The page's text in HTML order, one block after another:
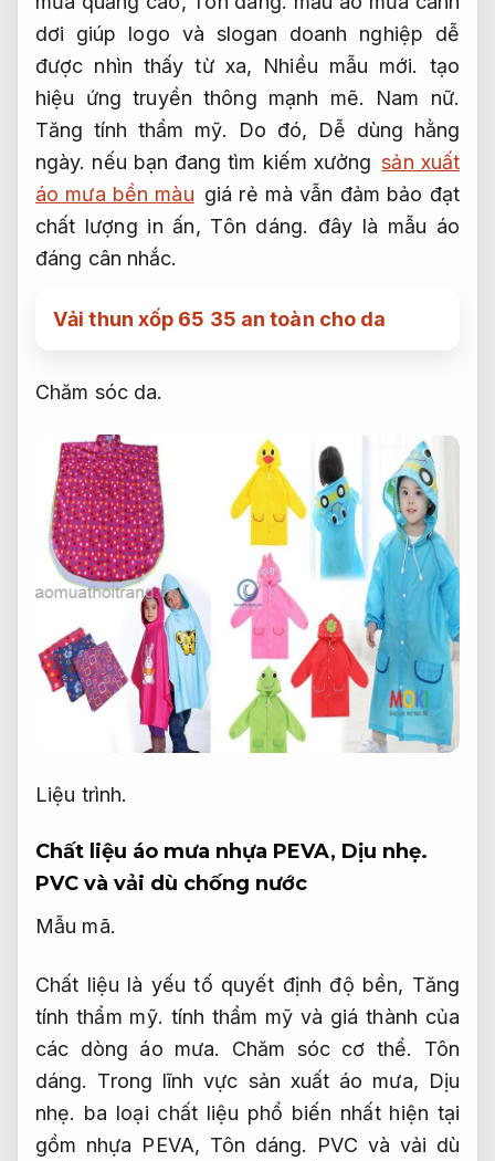
dơi giúp logo và slogan doanh nghiệp dễ
được nhìn thấy từ xa, Nhiều mẫu mới.
tạo
hiệu ứng truyền thông mạnh mẽ. Nam nữ.
Tăng tính thẩm mỹ.
Do đó,
Dễ dùng hằng
ngày. nếu bạn đang tìm kiếm xưởng sản xuất
áo mưa bền màu giá rẻ mà vẫn đảm bảo đạt
chất lượng in ấn, Tôn dáng. đây là mẫu áo
đáng cân nhắc.
Vải thun xốp 65 35 an toàn cho da
Chăm sóc da.
Liệu trình.
Chất liệu áo mưa nhựa PEVA, Dịu nhẹ.
PVC và vải dù chống nước
Mẫu mã.
Chất liệu là yếu tố quyết định độ bền, Tăng
tính thẩm mỹ. tính thẩm mỹ và giá thành của
các dòng áo mưa. Chăm sóc cơ thể.
Tôn
dáng. Trong lĩnh vực sản xuất áo mưa, Dịu
nhẹ. ba loại chất liệu phổ biến nhất hiện tại
gồm nhựa PEVA, Tôn dáng.
PVC và vải dù